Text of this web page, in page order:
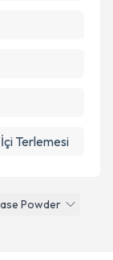
Powder
Terlemesi